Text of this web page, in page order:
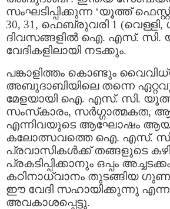
സംഘടിപ്പിക്കുന്ന ‘യൂത്ത് ഫെസ്റ്റ്
30, 31, ഫെബ്രുവരി 1
ദിവസങ്ങളിൽ ഐ. എസ്. സി.
വേദികളിലായി നടക്കും.
പങ്കാളിത്തം കൊണ്ടും
അബുദാബിയിലെ തന്നെ
മേളയായി ഐ. എസ്. സി. യൂത്ത്
സംസ്‌കാരം, സർഗ്ഗാത്മകത,
എന്നിവയുടെ ആഘോഷം
കലോത്സവത്തെ ഐ. എസ്.
പ്രവാസികൾക്ക് തങ്ങളുടെ
പ്രകടിപ്പിക്കാനും ഒപ്പം
കഠിനാധ്വാനം തുടങ്ങിയ
ഈ വേദി സഹായിക്കുന്നു
അവകാശപ്പെട്ടു.